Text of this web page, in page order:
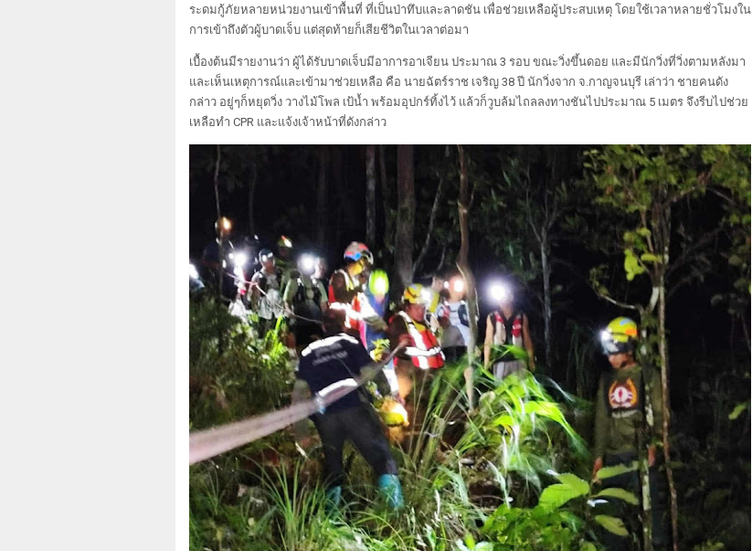
ระดมกู้ภัยหลายหน่วยงานเข้าพื้นที่ ที่เป็นป่าทึบและลาดชัน เพื่อช่วยเหลือผู้ประสบเหตุ โดยใช้เวลาหลายชั่วโมงใน
การเข้าถึงตัวผู้บาดเจ็บ แต่สุดท้ายก็เสียชีวิตในเวลาต่อมา
เบื้องต้นมีรายงานว่า ผู้ได้รับบาดเจ็บมีอาการอาเจียน ประมาณ 3 รอบ ขณะวิ่งขึ้นดอย และมีนักวิ่งที่วิ่งตามหลังมา
และเห็นเหตุการณ์และเข้ามาช่วยเหลือ คือ นายฉัตร์ราช เจริญ 38 ปี นักวิ่งจาก จ.กาญจนบุรี เล่าว่า ชายคนดัง
กล่าว อยู่ๆก็หยุดวิ่ง วางไม้โพล เป้น้ำ พร้อมอุปกร์ทิ้งไว้ แล้วก็วูบล้มไถลลงทางชันไปประมาณ 5 เมตร จึงรีบไปช่วย
เหลือทำ CPR และแจ้งเจ้าหน้าที่ดังกล่าว